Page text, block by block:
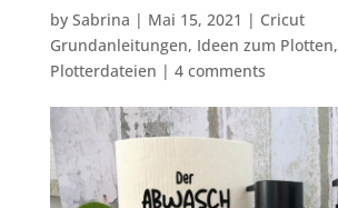
by Sabrina | Mai 15, 2021 | Cricut
Grundanleitungen, Ideen zum Plotten,
Plotterdateien | 4 comments